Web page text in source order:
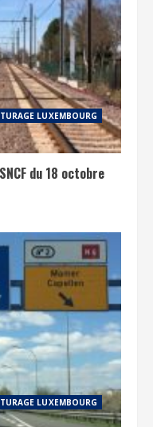
LUXEMBOURG
du 18 octobre
LUXEMBOURG